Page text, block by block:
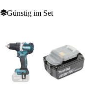
Günstig im Set